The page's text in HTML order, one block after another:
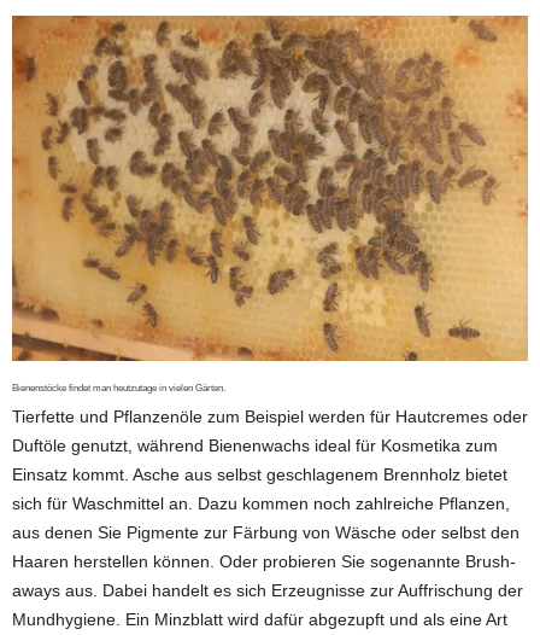
Bienenstöcke findet man heutzutage in vielen Gärten.
Tierfette und Pflanzenöle zum Beispiel werden für Hautcremes oder
Duftöle genutzt, während Bienenwachs ideal für Kosmetika zum
Einsatz kommt. Asche aus selbst geschlagenem Brennholz bietet
sich für Waschmittel an. Dazu kommen noch zahlreiche Pflanzen,
aus denen Sie Pigmente zur Färbung von Wäsche oder selbst den
Haaren herstellen können. Oder probieren Sie sogenannte Brush-
aways aus. Dabei handelt es sich Erzeugnisse zur Auffrischung der
Mundhygiene. Ein Minzblatt wird dafür abgezupft und als eine Art